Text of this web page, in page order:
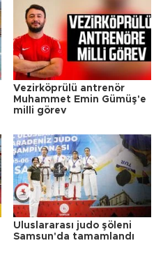
Vezirköprülü antrenör
Muhammet Emin Gümüş'e
milli görev
Uluslararası judo şöleni
Samsun'da tamamlandı